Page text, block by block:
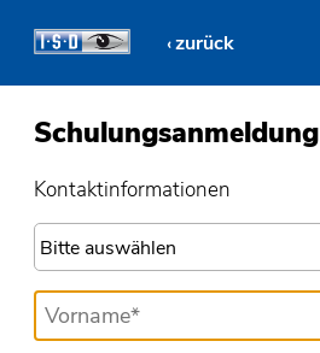
zurück
Schulungsanmeldung
Kontaktinformationen